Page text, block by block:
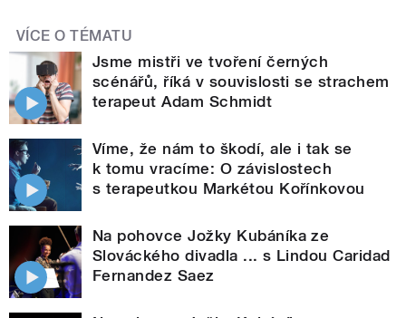
VÍCE O TÉMATU
Jsme mistři ve tvoření černých
scénářů, říká v souvislosti se strachem
terapeut Adam Schmidt
Víme, že nám to škodí, ale i tak se
k tomu vracíme: O závislostech
s terapeutkou Markétou Kořínkovou
Na pohovce Jožky Kubáníka ze
Slováckého divadla ... s Lindou Caridad
Fernandez Saez